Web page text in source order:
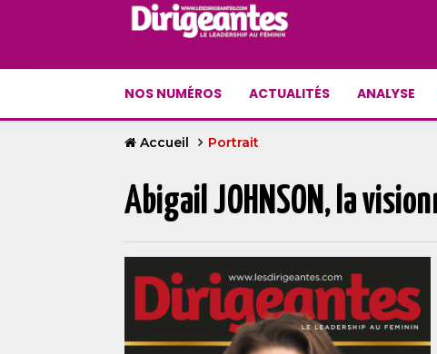
NOS NUMÉROS ACTUALITÉS ANALYSE
Accueil Portrait
Abigail JOHNSON, la